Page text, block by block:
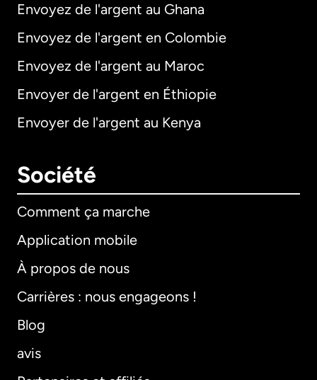
Envoyez de l'argent au Ghana
Envoyez de l'argent en Colombie
Envoyez de l'argent au Maroc
Envoyer de l'argent en Éthiopie
Envoyer de l'argent au Kenya
Société
Comment ça marche
Application mobile
À propos de nous
Carrières : nous engageons !
Blog
avis